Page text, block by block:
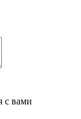
с вами